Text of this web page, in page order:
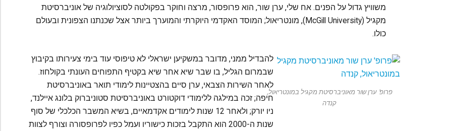
משוויץ גדול על הפנים. אח שלי, ערן שור, הוא פרופסור, מרצה וחוקר בפקולטה לסוציולוגיה של אוניברסיטת
מקגיל (McGill University), מונטריאול; המוסד האקדמי היוקרתי והמוערך ביותר אצל שכנתנו הצפונית ובעולם
כולו.
פרופ' ערן שור מאוניברסיטת מקגיל במונטריאול,
קנדה
להבדיל ממני, מדובר במשקיען ישראלי לא טיפוסי עוד בימי צעירותו בקיבוץ
שבמרום הגליל, בו שבר שיא אחר שיא בקטיף התפוחים העונתי בקולחוז.
לאחר השירות הצבאי, ערן סיים בהצטיינות לימודי תואר באוניברסיטת
חיפה; זכה במילגה ללימודי דוקטורט באוניברסיטת סטוניברוק בלונג איילנד,
ניו יורק; ולאחר 12 שנות לימודים אקדמאיים, בשיא המשבר הכלכלי של סוף
שנות ה-2000 הוא התקבל בזכות כישוריו ועמל כפיו לפרופסורה וצורף לצוות